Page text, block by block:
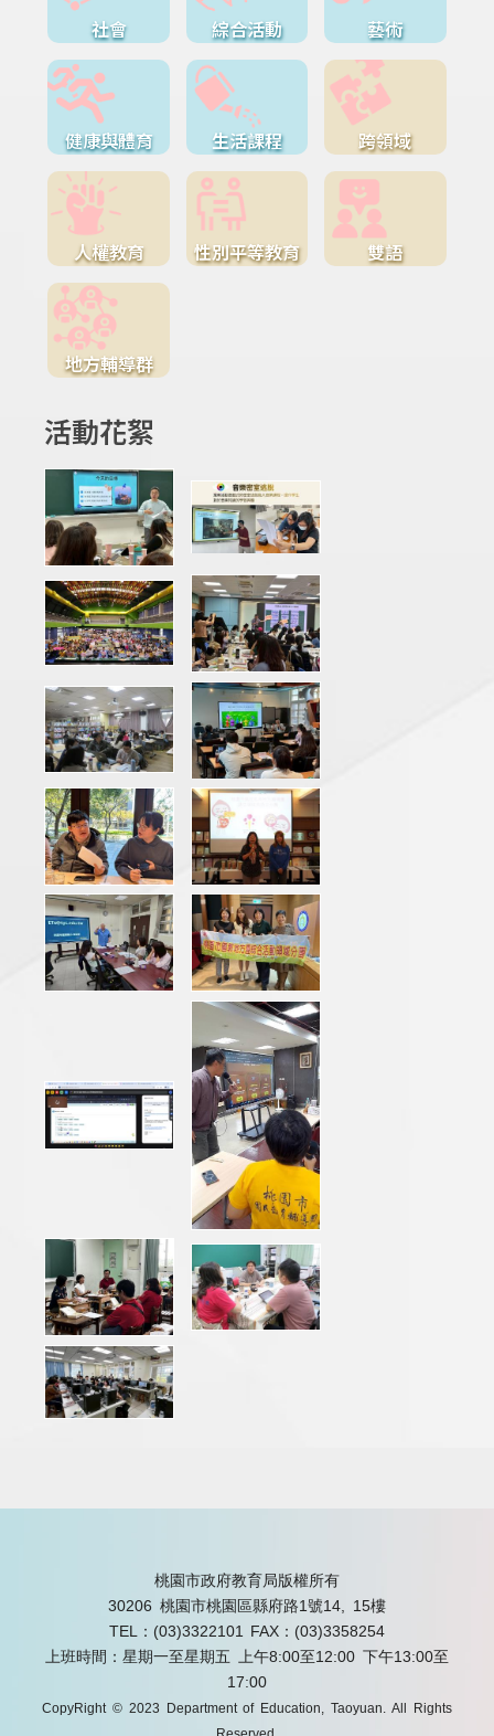
社會 綜合活動 藝術
健康與體育 生活課程 跨領域
人權教育 性別平等教育 雙語
地方輔導群
活動花絮
桃園市政府教育局版權所有
30206 桃園市桃園區縣府路1號14, 15樓
TEL：(03)3322101
FAX：(03)3358254
上班時間：星期一至星期五 上午8:00至12:00 下午13:00至
17:00
CopyRight © 2023 Department of Education, Taoyuan. All Rights